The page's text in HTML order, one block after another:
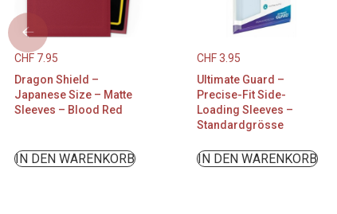
CHF 7.95
Dragon Shield –
Japanese Size – Matte
Sleeves – Blood Red
IN DEN WARENKORB
CHF3.95
Ultimate Guard –
Precise-Fit Side-
Loading Sleeves –
Standardgrösse
IN DEN WARENKORB